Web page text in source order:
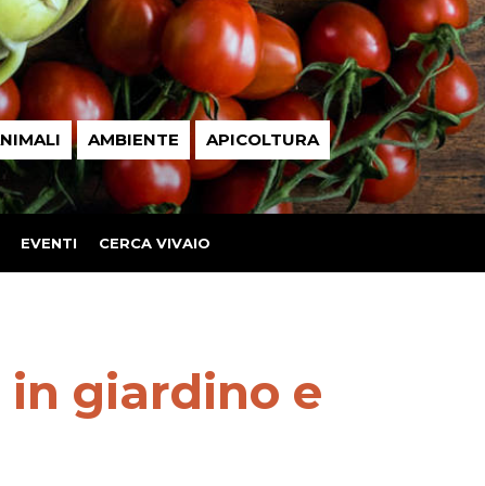
AMBIENTE APICOLTURA
EVENTI CERCA VIVAIO
in giardino e